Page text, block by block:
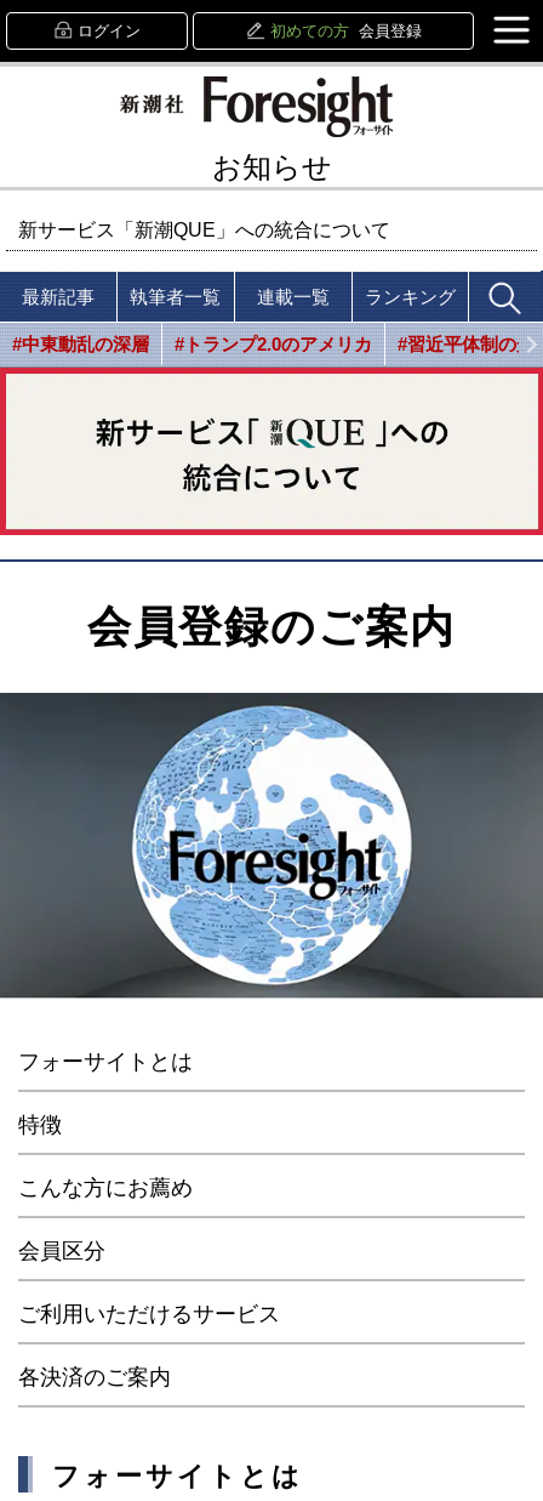
ログイン 初めての方 会員登録
お知らせ
新サービス「新潮QUE」への統合について
最新記事 執筆者一覧 連載一覧 ランキング
#中東動乱の深層 #トランプ2.0のアメリカ #習近平体制の光
会員登録のご案内
フォーサイトとは
特徴
こんな方にお薦め
会員区分
ご利用いただけるサービス
各決済のご案内
フォーサイトとは